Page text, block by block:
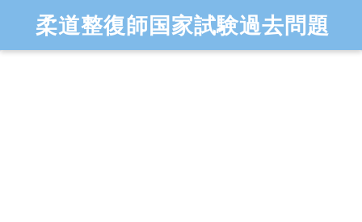
柔道整復師国家試験過去問題